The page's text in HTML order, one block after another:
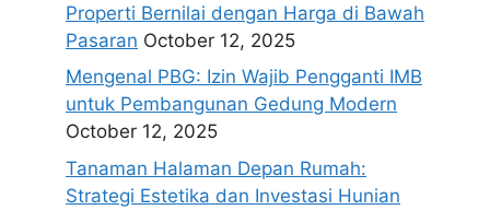
Properti Bernilai dengan Harga di Bawah
Pasaran October 12, 2025
Mengenal PBG: Izin Wajib Pengganti IMB
untuk Pembangunan Gedung Modern
October 12, 2025
Tanaman Halaman Depan Rumah:
Strategi Estetika dan Investasi Hunian